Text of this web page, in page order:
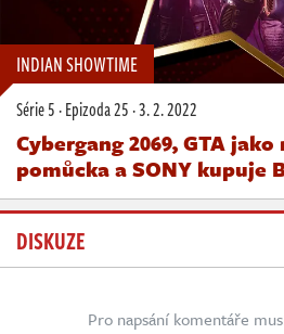
INDIAN SHOWTIME
Série 5·Epizoda 25·3. 2. 2022
Cybergang 2069, GTA
pomůcka a SONY kupuje
DISKUZE
Pro napsání komentáře